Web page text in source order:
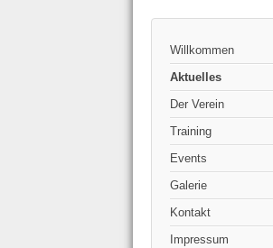
Willkommen
Aktuelles
Der Verein
Training
Events
Galerie
Kontakt
Impressum